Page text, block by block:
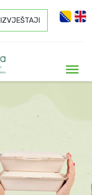
IZVJEŠTAJI